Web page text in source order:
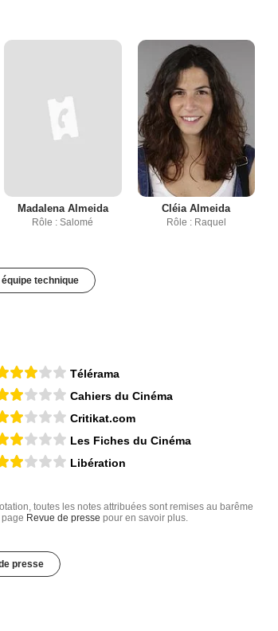
Madalena Almeida
Rôle : Salomé
Cléia Almeida
Rôle : Raquel
technique
Télérama
Cahiers du Cinéma
Critikat.com
Les Fiches du Cinéma
Libération
toutes les notes attribuées sont remises au barême
Revue de presse pour en savoir plus.
presse